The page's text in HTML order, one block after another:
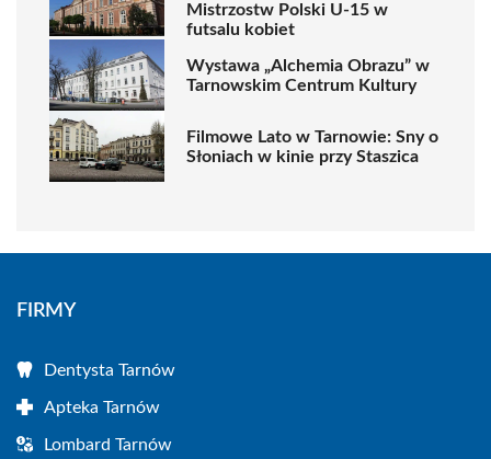
Mistrzostw Polski U-15 w
futsalu kobiet
Wystawa „Alchemia Obrazu” w
Tarnowskim Centrum Kultury
Filmowe Lato w Tarnowie: Sny o
Słoniach w kinie przy Staszica
FIRMY
Dentysta Tarnów
Apteka Tarnów
Lombard Tarnów